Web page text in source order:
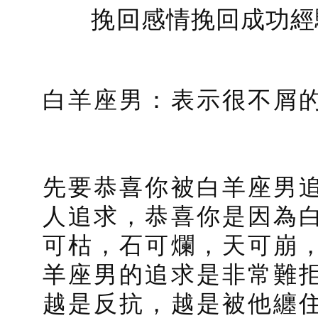
挽回感情挽回成功
白羊座男：表示很不屑
先要恭喜你被白羊座男
人追求，恭喜你是因為
可枯，石可爛，天可崩
羊座男的追求是非常難
越是反抗，越是被他纏